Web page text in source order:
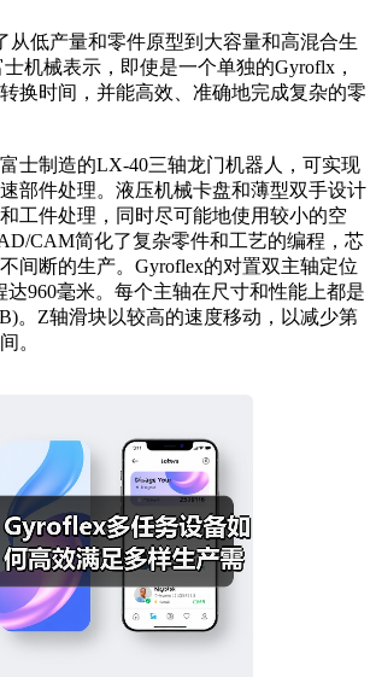
低产量和零件原型到大容量和高混合生
机械表示，即使是一个单独的Gyroflx，
换时间，并能高效、准确地完成复杂的零
制造的LX-40三轴龙门机器人，可实现
部件处理。液压机械卡盘和薄型双手设计
工件处理，同时尽可能地使用较小的空
CAM简化了复杂零件和工艺的编程，芯
间断的生产。Gyroflex的对置双主轴定位
达960毫米。每个主轴在尺寸和性能上都是
。Z轴滑块以较高的速度移动，以减少第
。